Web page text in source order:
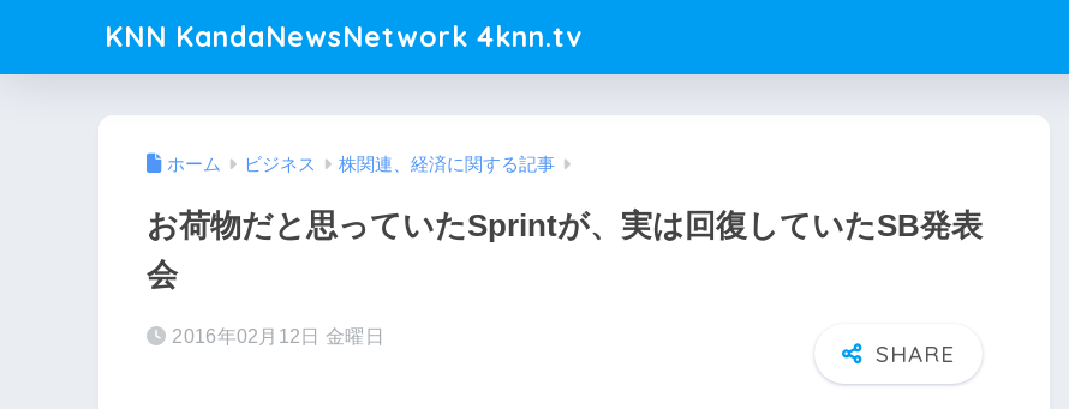
KNN KandaNewsNetwork 4knn.tv
ホーム ビジネス 株関連、経済に関する記事
お荷物だと思っていたSprintが、実は回復していたSB発表
会
2016年02月12日 金曜日